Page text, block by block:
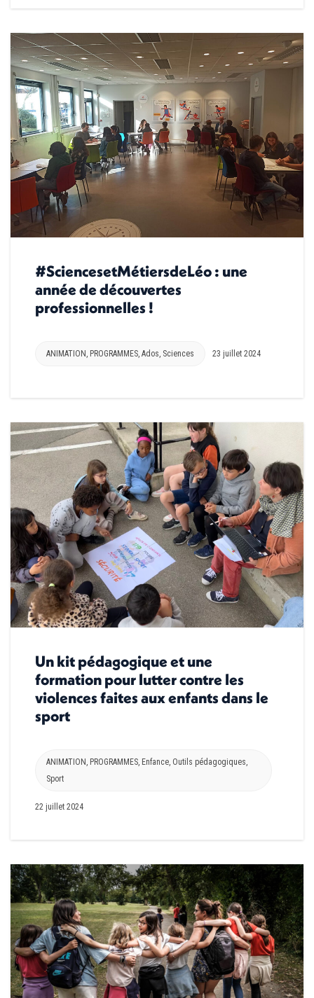
#SciencesetMétiersdeLéo : une
année de découvertes
professionnelles !
ANIMATION , PROGRAMMES, Ados, Sciences 23 juillet 2024
Un kit pédagogique et une
formation pour lutter contre les
violences faites aux enfants dans le
sport
ANIMATION , PROGRAMMES, Enfance, Outils pédagogiques,
Sport
22 juillet 2024